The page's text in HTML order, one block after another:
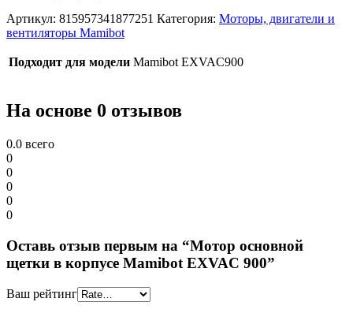
Артикул: 815957341877251 Категория: Моторы, двигатели и
вентиляторы Mamibot
Подходит для модели Mamibot EXVAC900
На основе 0 отзывов
0.0 всего
0
0
0
0
0
Оставь отзыв первым на “Мотор основной
щетки в корпусе Mamibot EXVAC 900”
Ваш рейтинг